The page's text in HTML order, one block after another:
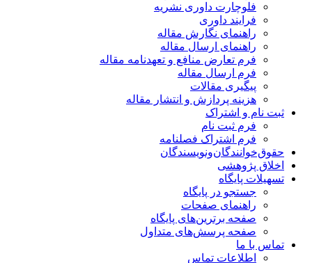
فلوچارت داوری نشریه
فرایند داوری
راهنمای نگارش مقاله
راهنمای ارسال مقاله
فرم تعارض منافع و تعهدنامه مقاله
فرم ارسال مقاله
پیگیری مقالات
هزینه پردازش و انتشار مقاله
ثبت نام و اشتراک
فرم ثبت نام
فرم اشتراک فصلنامه
حقوق‌خوانندگان‌و‌نویسندگان
اخلاق پژوهشی
تسهیلات پایگاه
جستجو در پایگاه
راهنمای صفحات
صفحه برترین‌های پایگاه
صفحه پرسش‌های متداول
تماس با ما
اطلاعات تماس